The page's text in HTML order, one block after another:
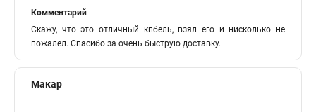
Комментарий
Скажу, что это отличный кпбель, взял его и нисколько не
пожалел. Спасибо за очень быструю доставку.
Макар